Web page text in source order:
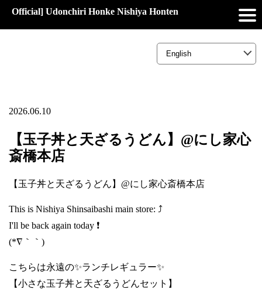
Official] Udonchiri Honke Nishiya Honten
2026.06.10
【玉子丼と天ざるうどん】@にし家心
斎橋本店
【玉子丼と天ざるうどん】@にし家心斎橋本店
This is Nishiya Shinsaibashi main store: ⤴️
I'll be back again today ❗
(*∇｀｀)
こちらは永遠の✨ランチレギュラー✨
【小さな玉子丼と天ざるうどんセット】